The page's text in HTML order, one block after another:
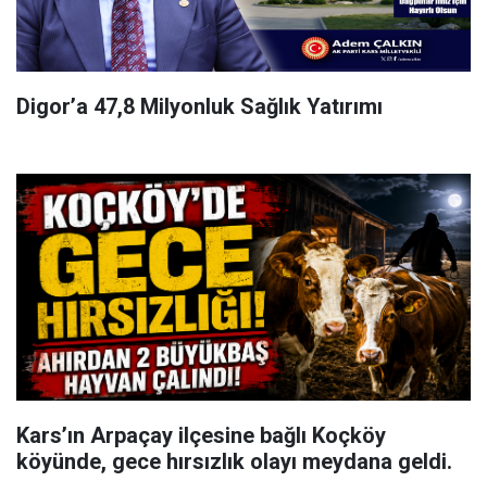
Digor’a 47,8 Milyonluk Sağlık Yatırımı
Kars’ın Arpaçay ilçesine bağlı Koçköy
köyünde, gece hırsızlık olayı meydana geldi.